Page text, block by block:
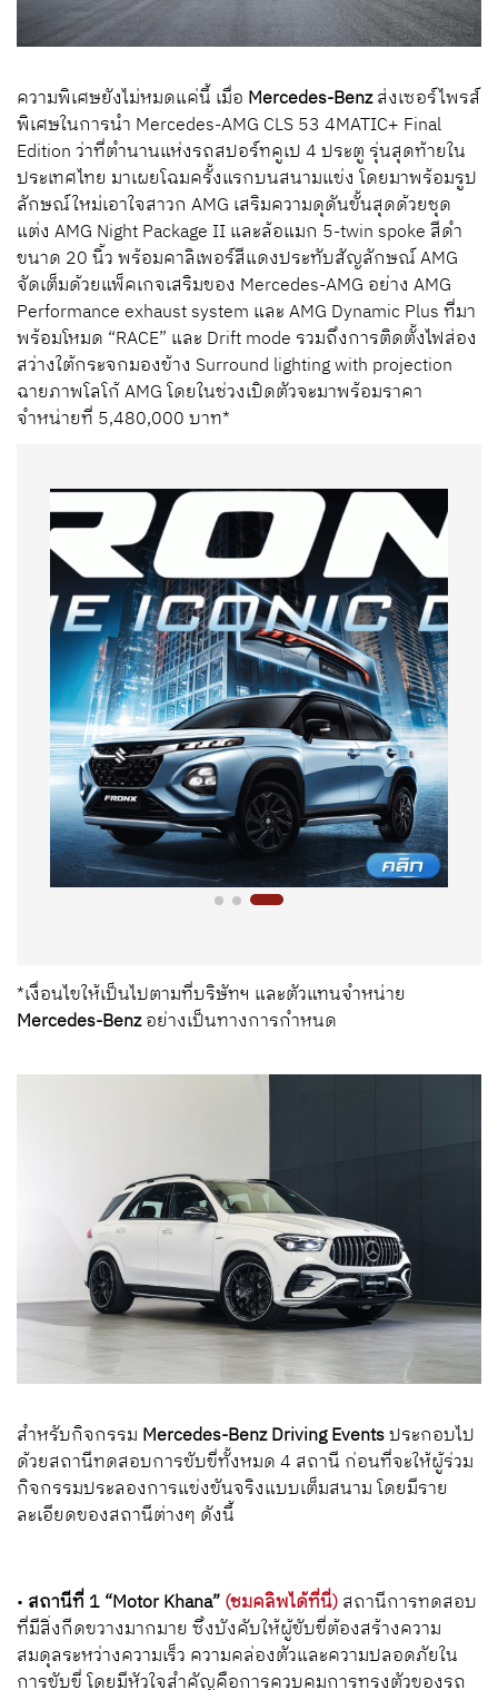
ความพิเศษยังไม่หมดแค่นี้ เมื่อ Mercedes-Benzส่งเซอร์ไพรส์
พิเศษในการนำ Mercedes-AMG CLS 53 4MATIC+ Final
Editionว่าที่ตำนานแห่งรถสปอร์ทคูเป4ประตู รุ่นสุดท้ายใน
ประเทศไทย มาเผยโฉมครั้งแรกบนสนามแข่ง โดยมาพร้อมรูป
ลักษณ์ใหม่เอาใจสาวก AMG เสริมความดุดันขั้นสุดด้วยชุด
แต่ง AMG Night Package IIและล้อแมก 5-twin spokeสีดำ
ขนาด 20นิ้ว พร้อมคาลิเพอร์สีแดงประทับสัญลักษณ์AMG
จัดเต็มด้วยแพ็คเกจเสริมของ Mercedes-AMG อย่าง AMG
Performance exhaust system และAMG Dynamic Plusที่มา
พร้อมโหมด “RACE” และ Drift mode รวมถึงการติดตั้งไฟส่อง
สว่างใต้กระจกมองข้าง Surround lighting with projection
ฉายภาพโลโก้AMGโดยในช่วงเปิดตัวจะมาพร้อมราคา
จำหน่ายที่ 5,480,000บาท*
*เงื่อนไขให้เป็นไปตามที่บริษัทฯ และตัวแทนจำหน่าย
Mercedes-Benzอย่างเป็นทางการกำหนด
สำหรับกิจกรรม Mercedes-Benz Driving Eventsประกอบไป
ด้วยสถานีทดสอบการขับขี่ทั้งหมด4 สถานี ก่อนที่จะให้ผู้ร่วม
กิจกรรมประลองการแข่งขันจริงแบบเต็มสนาม โดยมีราย
ละเอียดของสถานีต่างๆ ดังนี้
• สถานีที่1 “Motor Khana”(ชมคลิพได้ที่นี่)สถานีการทดสอบ
ที่มีสิ่งกีดขวางมากมาย ซึ่งบังคับให้ผู้ขับขี่ต้องสร้างความ
สมดุลระหว่างความเร็ว ความคล่องตัวและความปลอดภัยใน
การขับขี่ โดยมีหัวใจสำคัญคือการควบคุมการทรงตัวของรถ